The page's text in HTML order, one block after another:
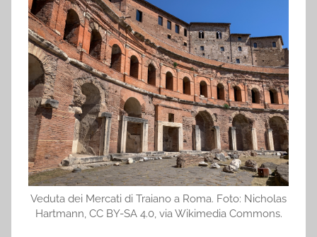
Veduta dei Mercati di Traiano a Roma. Foto: Nicholas
Hartmann, CC BY-SA 4.0, via Wikimedia Commons.